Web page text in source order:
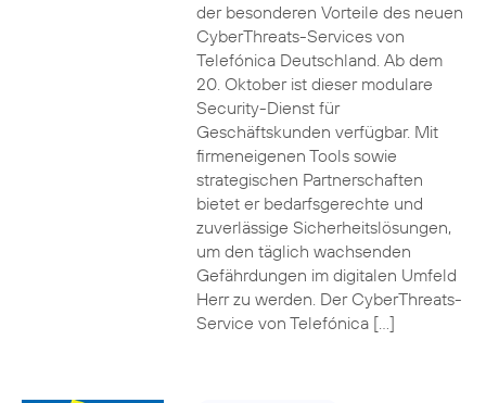
der besonderen Vorteile des neuen
CyberThreats-Services von
Telefónica Deutschland. Ab dem
20. Oktober ist dieser modulare
Security-Dienst für
Geschäftskunden verfügbar. Mit
firmeneigenen Tools sowie
strategischen Partnerschaften
bietet er bedarfsgerechte und
zuverlässige Sicherheitslösungen,
um den täglich wachsenden
Gefährdungen im digitalen Umfeld
Herr zu werden. Der CyberThreats-
Service von Telefónica […]